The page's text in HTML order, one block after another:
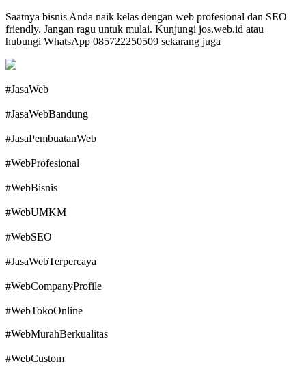
Saatnya bisnis Anda naik kelas dengan web profesional dan SEO
friendly. Jangan ragu untuk mulai. Kunjungi jos.web.id atau
hubungi WhatsApp 085722250509 sekarang juga
#JasaWeb
#JasaWebBandung
#JasaPembuatanWeb
#WebProfesional
#WebBisnis
#WebUMKM
#WebSEO
#JasaWebTerpercaya
#WebCompanyProfile
#WebTokoOnline
#WebMurahBerkualitas
#WebCustom